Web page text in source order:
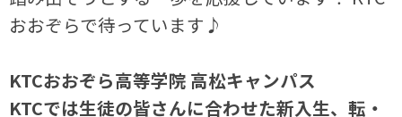
おおぞらで待っています♪
KTCおおぞら高等学院 高松キャンパス
KTCでは生徒の皆さんに合わせた新入生、転・